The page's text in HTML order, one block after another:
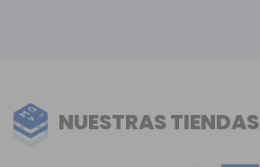
NUESTRAS TIENDAS